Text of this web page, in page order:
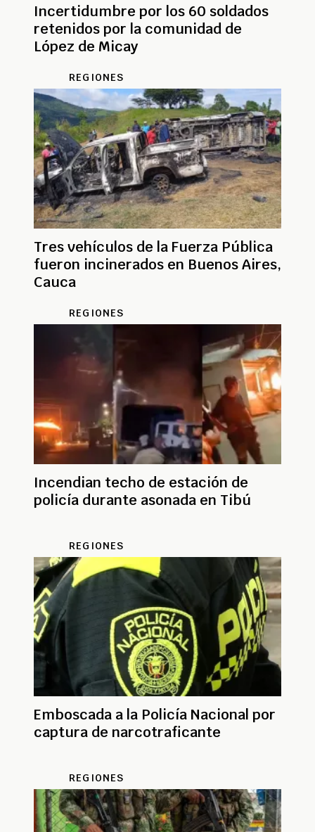
Incertidumbre por los 60 soldados
retenidos por la comunidad de
López de Micay
REGIONES
Tres vehículos de la Fuerza Pública
fueron incinerados en Buenos Aires,
Cauca
REGIONES
Incendian techo de estación de
policía durante asonada en Tibú
REGIONES
Emboscada a la Policía Nacional por
captura de narcotraficante
REGIONES